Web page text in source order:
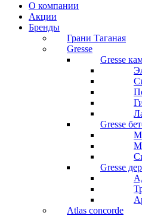
О компании
Акции
Бренды
Грани Таганая
Gresse
Gresse
Gresse
Gresse
Atlas concorde